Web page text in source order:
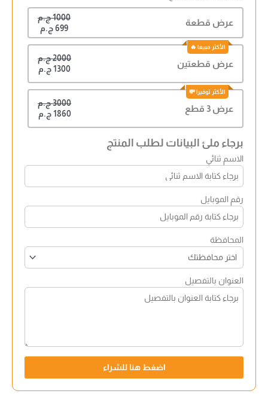
عرض قطعة
1000 ج.م
699 ج.م
عرض قطعتين
2000 ج.م
1300 ج.م
عرض 3 قطع
3000 ج.م
1860 ج.م
برجاء ملئ البيانات لطلب المنتج
الاسم ثنائي
رقم الموبايل
المحافظة
العنوان بالتفصيل
اضغط هنا للشراء